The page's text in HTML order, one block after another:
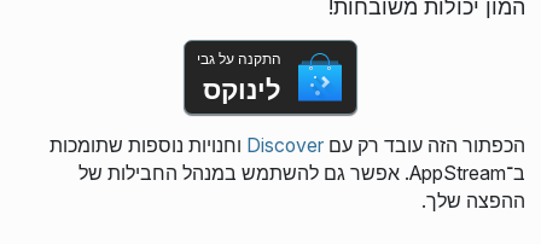
המון יכולות משובחות!
התקנה על גבי
לינוקס
הכפתור הזה עובד רק עםDiscover וחנויות נוספות שתומכות
ב־AppStream. אפשר גם להשתמש במנהל החבילות של
ההפצה שלך.